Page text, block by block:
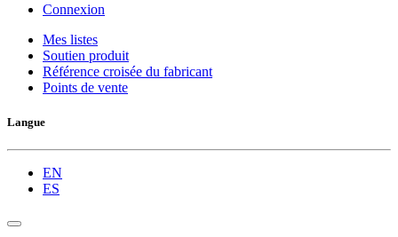
Connexion
Mes listes
Soutien produit
Référence croisée du fabricant
Points de vente
Langue
EN
ES